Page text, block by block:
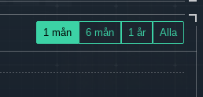
1 mån 6 mån 1 år Alla